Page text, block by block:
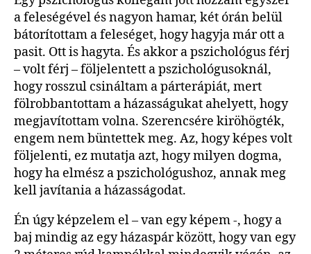
a feleségével és nagyon hamar, két órán belül
bátorítottam a feleséget, hogy hagyja már ott a
pasit. Ott is hagyta. És akkor a pszichológus férj
– volt férj – följelentett a pszichológusoknál,
hogy rosszul csináltam a párterápiát, mert
fölrobbantottam a házasságukat ahelyett, hogy
megjavítottam volna. Szerencsére kiröhögték,
engem nem büntettek meg. Az, hogy képes volt
följelenti, ez mutatja azt, hogy milyen dogma,
hogy ha elmész a pszichológushoz, annak meg
kell javítania a házasságodat.
Én úgy képzelem el – van egy képem -, hogy a
baj mindig az egy házaspár között, hogy van egy